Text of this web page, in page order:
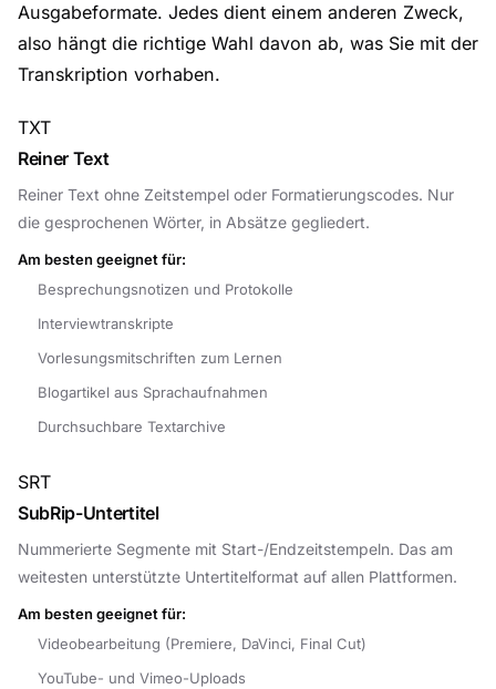
Ausgabeformate. Jedes dient einem anderen Zweck,
also hängt die richtige Wahl davon ab, was Sie mit der
Transkription vorhaben.
TXT
Reiner Text
Reiner Text ohne Zeitstempel oder Formatierungscodes. Nur
die gesprochenen Wörter, in Absätze gegliedert.
Am besten geeignet für:
Besprechungsnotizen und Protokolle
Interviewtranskripte
Vorlesungsmitschriften zum Lernen
Blogartikel aus Sprachaufnahmen
Durchsuchbare Textarchive
SRT
SubRip-Untertitel
Nummerierte Segmente mit Start-/Endzeitstempeln. Das am
weitesten unterstützte Untertitelformat auf allen Plattformen.
Am besten geeignet für:
Videobearbeitung (Premiere, DaVinci, Final Cut)
YouTube- und Vimeo-Uploads